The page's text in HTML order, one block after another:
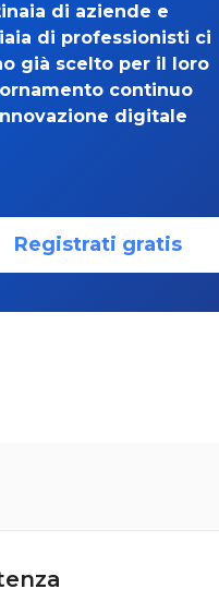
di aziende e
di professionisti ci
già scelto per il loro
continuo
digitale
Registrati gratis